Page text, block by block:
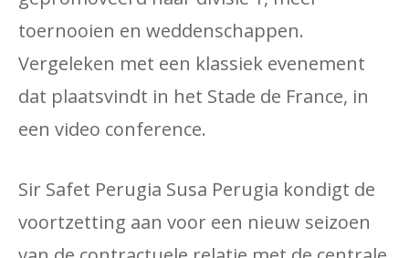
toernooien en weddenschappen.
Vergeleken met een klassiek evenement
dat plaatsvindt in het Stade de France, in
een video conference.
Sir Safet Perugia Susa Perugia kondigt de
voortzetting aan voor een nieuw seizoen